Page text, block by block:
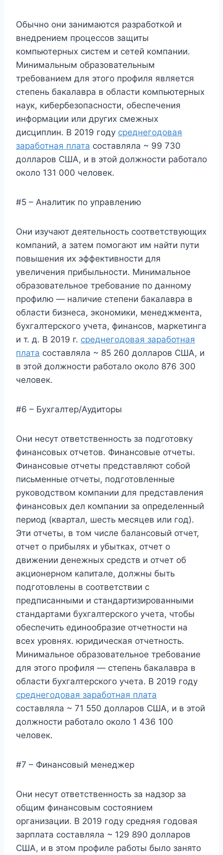
Обычно они занимаются разработкой и
внедрением процессов защиты
компьютерных систем и сетей компании.
Минимальным образовательным
требованием для этого профиля является
степень бакалавра в области компьютерных
наук, кибербезопасности, обеспечения
информации или других смежных
дисциплин. В 2019 году среднегодовая
заработная плата составляла ~ 99 730
долларов США, и в этой должности работало
около 131 000 человек.
#5 – Аналитик по управлению
Они изучают деятельность соответствующих
компаний, а затем помогают им найти пути
повышения их эффективности для
увеличения прибыльности. Минимальное
образовательное требование по данному
профилю — наличие степени бакалавра в
области бизнеса, экономики, менеджмента,
бухгалтерского учета, финансов, маркетинга
и т. д. В 2019 г. среднегодовая заработная
плата составляла ~ 85 260 долларов США, и
в этой должности работало около 876 300
человек.
#6 – Бухгалтер/Аудиторы
Они несут ответственность за подготовку
финансовых отчетов. Финансовые отчеты.
Финансовые отчеты представляют собой
письменные отчеты, подготовленные
руководством компании для представления
финансовых дел компании за определенный
период (квартал, шесть месяцев или год).
Эти отчеты, в том числе балансовый отчет,
отчет о прибылях и убытках, отчет о
движении денежных средств и отчет об
акционерном капитале, должны быть
подготовлены в соответствии с
предписанными и стандартизированными
стандартами бухгалтерского учета, чтобы
обеспечить единообразие отчетности на
всех уровнях. юридическая отчетность.
Минимальное образовательное требование
для этого профиля — степень бакалавра в
области бухгалтерского учета. В 2019 году
среднегодовая заработная плата
составляла ~ 71 550 долларов США, и в этой
должности работало около 1 436 100
человек.
#7 – Финансовый менеджер
Они несут ответственность за надзор за
общим финансовым состоянием
организации. В 2019 году средняя годовая
зарплата составляла ~ 129 890 долларов
США, и в этом профиле работы было занято